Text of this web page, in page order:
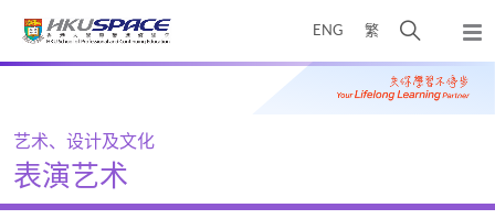
ENG 繁
开
搜
寻
弹
出
主
Main
艺术、设计及文化
表演艺术